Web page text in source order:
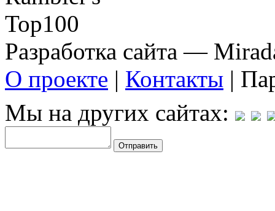
Разработка сайта —
О проекте | Контакты |
Мы на других сайтах: